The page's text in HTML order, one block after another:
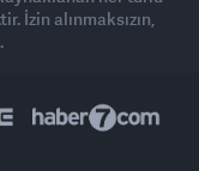
İzin alınmaksızın,